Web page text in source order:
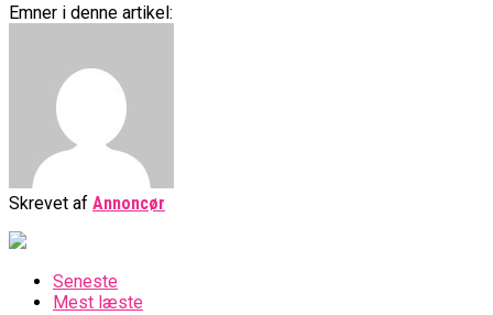
Emner i denne artikel:
Skrevet af Annoncør
Seneste
Mest læste